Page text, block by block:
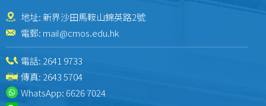
地址: 新界沙田馬鞍山錦英路2號
電郵: mail@cmos.edu.hk
電話: 2641 9733
傳真: 2643 5704
WhatsApp:6626 7024